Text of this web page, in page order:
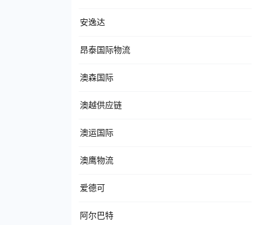
安逸达
昂泰国际物流
澳森国际
澳越供应链
澳运国际
澳鹰物流
爱德可
阿尔巴特